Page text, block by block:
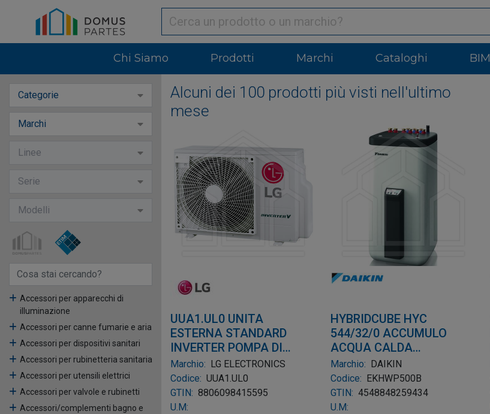
Chi Siamo Prodotti Marchi Cataloghi BIM
Categorie
Marchi
Linee
Serie
Modelli
Accessori per apparecchi di
illuminazione
Accessori per canne fumarie e aria
Accessori per dispositivi sanitari
Accessori per rubinetteria sanitaria
Accessori per utensili elettrici
Accessori per valvole e rubinetti
Accessori/complementi bagno e
Alcuni dei 100 prodotti più visti nell'ultimo
mese
UUA1.UL0 UNITA
ESTERNA STANDARD
INVERTER POMPA DI
CALORE MONOFASE
Marchio: LG ELECTRONICS
Codice: UUA1.UL0
GTIN: 8806098415595
U.M:
HYBRIDCUBE HYC
544/32/0 ACCUMULO
ACQUA CALDA
SANITARIA 500LT
Marchio: DAIKIN
Codice: EKHWP500B
GTIN: 4548848259434
U.M: